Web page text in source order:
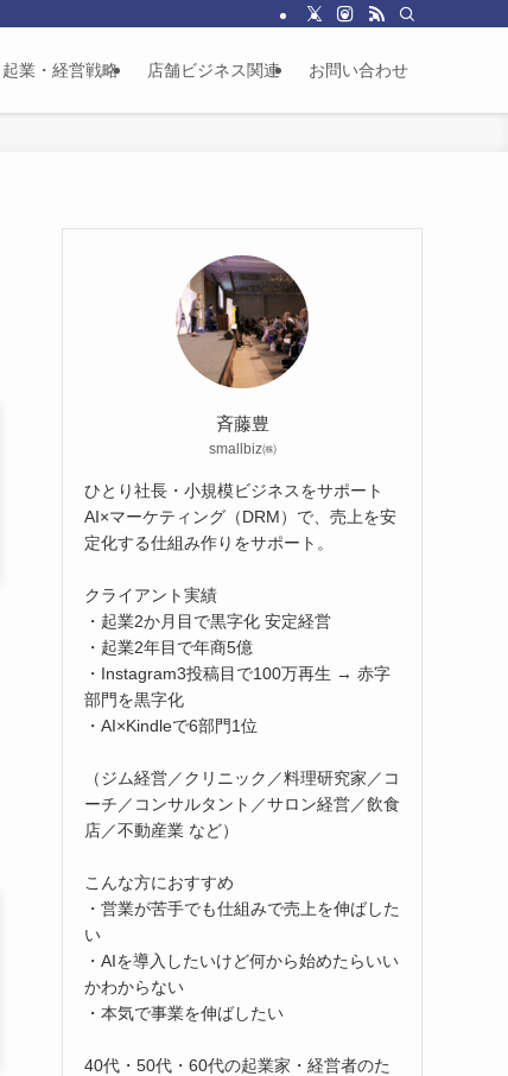
起業・経営戦略 店舗ビジネス関連 お問い合わせ
斉藤豊
smallbiz㈱
ひとり社長・小規模ビジネスをサポート
AI×マーケティング（DRM）で、売上を安
定化する仕組み作りをサポート。
クライアント実績
・起業2か月目で黒字化 安定経営
・起業2年目で年商5億
・Instagram3投稿目で100万再生 → 赤字
部門を黒字化
・AI×Kindleで6部門1位
（ジム経営／クリニック／料理研究家／コ
ーチ／コンサルタント／サロン経営／飲食
店／不動産業 など）
こんな方におすすめ
・営業が苦手でも仕組みで売上を伸ばした
い
・AIを導入したいけど何から始めたらいい
かわからない
・本気で事業を伸ばしたい
40代・50代・60代の起業家・経営者のた